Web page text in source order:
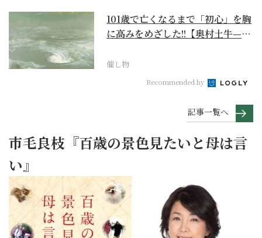
101歳で亡くなるまで「初心」を胸
に高みをめざした!!【奥村土牛—名
催し物
Recommended by
記事一覧へ
市毛良枝『百歳の景色見たいと母は言
い』